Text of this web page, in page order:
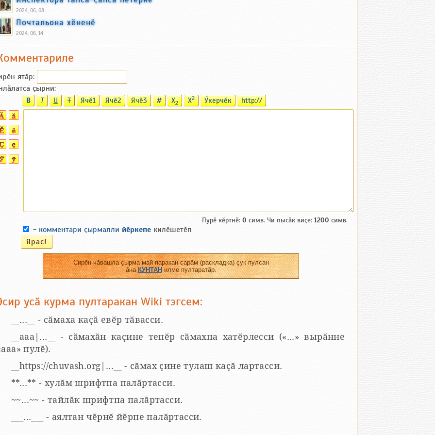
2024, 06, 08
Почтальона хӗненӗ
2024, 06, 14
ятӑp:
ҫырни:
B T U T Ячӗ1 Ячӗ2 Ячӗ3 # X2 X2 Ӳкерчӗк http://
Пурӗ кӗртнӗ: 0 симв. Чи пысӑк виҫе: 1200 симв.
- комментари ҫырмалли йӗркепе килӗшетӗп
Сирӗн чӑвашла ҫырма май паракан сарӑм (раскладка) ҫук пулсан
ӑнаКУНТАНилме пултаратӑр.
усӑ курма пултаракан Wiki тэгсем:
__...__ - сӑмаха каҫӑ евӗр тӑвасси.
__aaa|...__ - сӑмахӑн каҫине тепӗр сӑмахпа хатӗрлесси («...» вырӑнне
пулӗ).
__https://chuvash.org|...__ - сӑмах ҫине тулаш каҫӑ лартасси.
**...** - хулӑм шрифтпа палӑртасси.
~~...~~ - тайлӑк шрифтпа палӑртасси.
___...___ - аялтан чӗрнӗ йӗрпе палӑртасси.